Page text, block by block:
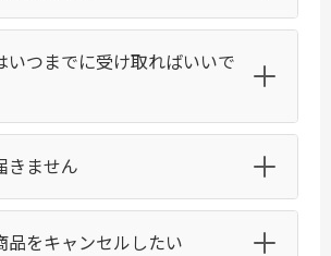
いつまでに受け取ればいいで
きません
品をキャンセルしたい